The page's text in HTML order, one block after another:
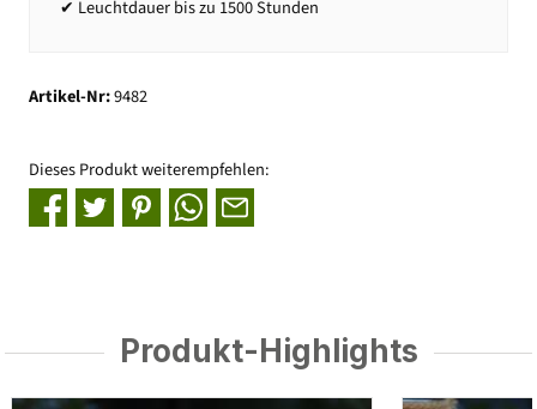
✔ Leuchtdauer bis zu 1500 Stunden
Artikel-Nr:9482
Dieses Produkt weiterempfehlen:
Produkt-Highlights